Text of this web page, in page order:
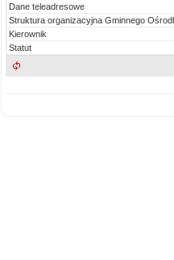
Dane teleadresowe
Struktura organizacyjna Gminnego
Kierownik
Statut